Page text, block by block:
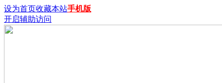
设为首页收藏本站手机版
开启辅助访问